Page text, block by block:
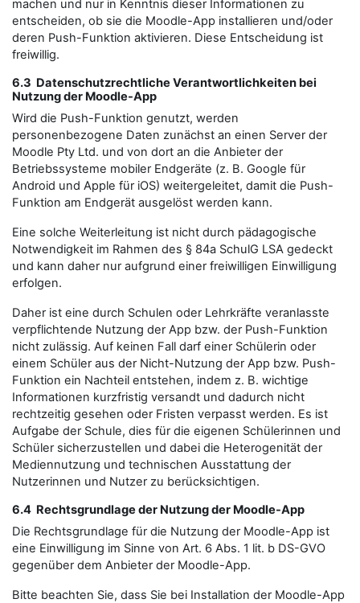
machen und nur in Kenntnis dieser Informationen zu
entscheiden, ob sie die Moodle-App installieren und/oder
deren Push-Funktion aktivieren. Diese Entscheidung ist
freiwillig.
6.3 Datenschutzrechtliche Verantwortlichkeiten bei
Nutzung der Moodle-App
Wird die Push-Funktion genutzt, werden
personenbezogene Daten zunächst an einen Server der
Moodle Pty Ltd. und von dort an die Anbieter der
Betriebssysteme mobiler Endgeräte (z. B. Google für
Android und Apple für iOS) weitergeleitet, damit die Push-
Funktion am Endgerät ausgelöst werden kann.
Eine solche Weiterleitung ist nicht durch pädagogische
Notwendigkeit im Rahmen des § 84a SchulG LSA gedeckt
und kann daher nur aufgrund einer freiwilligen Einwilligung
erfolgen.
Daher ist eine durch Schulen oder Lehrkräfte veranlasste
verpflichtende Nutzung der App bzw. der Push-Funktion
nicht zulässig. Auf keinen Fall darf einer Schülerin oder
einem Schüler aus der Nicht-Nutzung der App bzw. Push-
Funktion ein Nachteil entstehen, indem z. B. wichtige
Informationen kurzfristig versandt und dadurch nicht
rechtzeitig gesehen oder Fristen verpasst werden. Es ist
Aufgabe der Schule, dies für die eigenen Schülerinnen und
Schüler sicherzustellen und dabei die Heterogenität der
Mediennutzung und technischen Ausstattung der
Nutzerinnen und Nutzer zu berücksichtigen.
6.4 Rechtsgrundlage der Nutzung der Moodle-App
Die Rechtsgrundlage für die Nutzung der Moodle-App ist
eine Einwilligung im Sinne von Art. 6 Abs. 1 lit. b DS-GVO
gegenüber dem Anbieter der Moodle-App.
Bitte beachten Sie, dass Sie bei Installation der Moodle-App